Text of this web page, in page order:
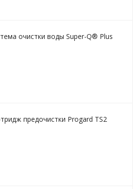
очистки воды Super-Q® Plus
предочистки Progard TS2